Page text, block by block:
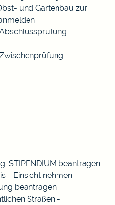
und Gartenbau zur
STIPENDIUM beantragen
- Einsicht nehmen
beantragen
Straßen -